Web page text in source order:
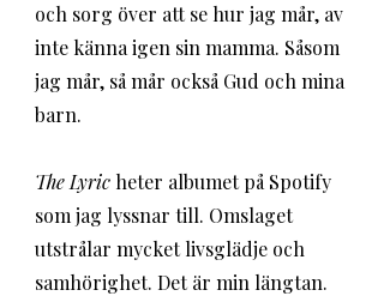
och sorg över att se hur jag mår, av
inte känna igen sin mamma. Såsom
jag mår, så mår också Gud och mina
barn.
The Lyric heter albumet på Spotify
som jag lyssnar till. Omslaget
utstrålar mycket livsglädje och
samhörighet. Det är min längtan.